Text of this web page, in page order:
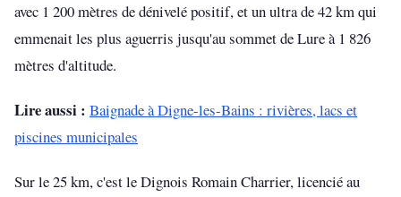
avec 1 200 mètres de dénivelé positif, et un ultra de 42 km qui
emmenait les plus aguerris jusqu'au sommet de Lure à 1 826
mètres d'altitude.
Lire aussi : Baignade à Digne-les-Bains : rivières, lacs et
piscines municipales
Sur le 25 km, c'est le Dignois Romain Charrier, licencié au